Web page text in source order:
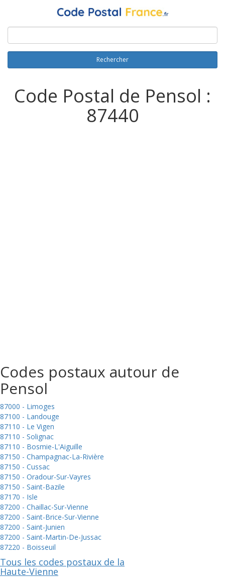
Rechercher
Code Postal de Pensol :
87440
Codes postaux autour de
Pensol
87000 - Limoges
87100 - Landouge
87110 - Le Vigen
87110 - Solignac
87110 - Bosmie-L'Aiguille
87150 - Champagnac-La-Rivière
87150 - Cussac
87150 - Oradour-Sur-Vayres
87150 - Saint-Bazile
87170 - Isle
87200 - Chaillac-Sur-Vienne
87200 - Saint-Brice-Sur-Vienne
87200 - Saint-Junien
87200 - Saint-Martin-De-Jussac
87220 - Boisseuil
Tous les codes postaux de la
Haute-Vienne